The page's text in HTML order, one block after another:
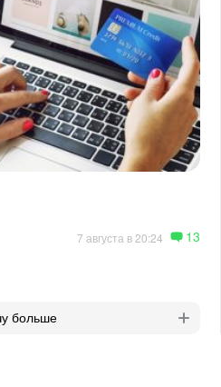
7 августа в 20:24 13
больше